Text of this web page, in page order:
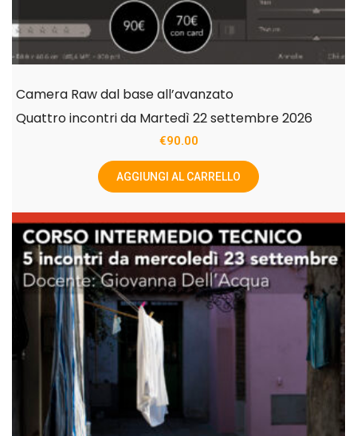
Camera Raw dal base all’avanzato
Quattro incontri da Martedì 22 settembre 2026
€90.00
AGGIUNGI AL CARRELLO